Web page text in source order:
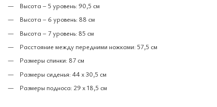
Высота – 5 уровень: 90,5 см
Высота – 6 уровень: 88 см
Высота – 7 уровень: 85 см
Расстояние между передними ножками: 57,5 см
Размеры спинки: 87 см
Размеры сиденья: 44 х 30,5 см
Размеры подноса: 29 х 18,5 см